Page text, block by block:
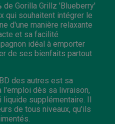
de Gorilla Grillz 'Blueberry'
qui souhaitent intégrer le
d'une manière relaxante
et sa facilité
idéal à emporter
de ses bienfaits partout
des autres est sa
dès sa livraison,
liquide supplémentaire. Il
de tous niveaux, qu'ils